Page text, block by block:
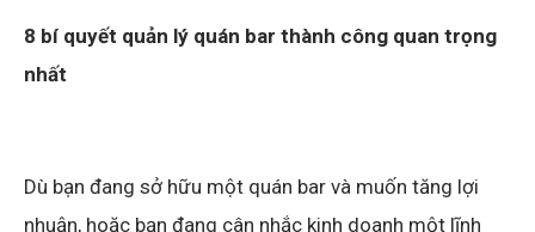
8 bí quyết quản lý quán bar thành công quan trọng
nhất
Dù bạn đang sở hữu một quán bar và muốn tăng lợi
nhuận, hoặc bạn đang cân nhắc kinh doanh một lĩnh